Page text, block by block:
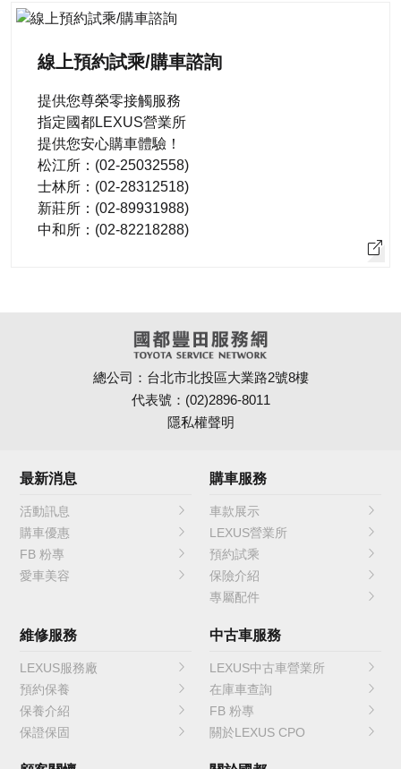
線上預約試乘/購車諮詢
提供您尊榮零接觸服務
指定國都LEXUS營業所
提供您安心購車體驗！
松江所：(02-25032558)
士林所：(02-28312518)
新莊所：(02-89931988)
中和所：(02-82218288)
總公司：台北市北投區大業路2號8樓
代表號：(02)2896-8011
隱私權聲明
最新消息
活動訊息
購車優惠
FB 粉專
愛車美容
購車服務
車款展示
LEXUS營業所
預約試乘
保險介紹
專屬配件
維修服務
LEXUS服務廠
預約保養
保養介紹
保證保固
中古車服務
LEXUS中古車營業所
在庫車查詢
FB 粉專
關於LEXUS CPO